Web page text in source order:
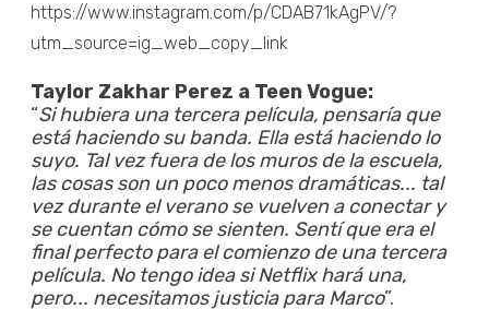
https://www.instagram.com/p/CDAB71kAgPV/?
utm_source=ig_web_copy_link
Taylor Zakhar Perez a Teen Vogue:
“Si hubiera una tercera película, pensaría que
está haciendo su banda. Ella está haciendo lo
suyo. Tal vez fuera de los muros de la escuela,
las cosas son un poco menos dramáticas... tal
vez durante el verano se vuelven a conectar y
se cuentan cómo se sienten. Sentí que era el
final perfecto para el comienzo de una tercera
película. No tengo idea si Netflix hará una,
pero... necesitamos justicia para Marco”.